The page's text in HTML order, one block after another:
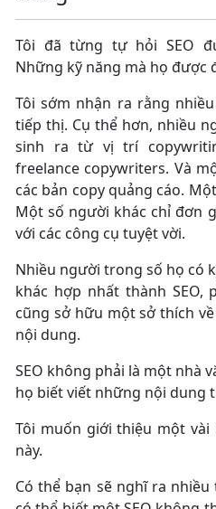
Tôi đã từng tự hỏi SEO
Những kỹ năng mà họ được
Tôi sớm nhận ra rằng
tiếp thị. Cụ thể hơn, nhiều
sinh ra từ vị trí
freelance copywriters. Và
các bản copy quảng cáo.
Một số người khác chỉ đơn
với các công cụ tuyệt vời.
Nhiều người trong số họ có
khác hợp nhất thành SEO,
cũng sở hữu một sở thích
nội dung.
SEO không phải là một nhà
họ biết viết những nội dung
Tôi muốn giới thiệu một
này.
Có thể bạn sẽ nghĩ ra